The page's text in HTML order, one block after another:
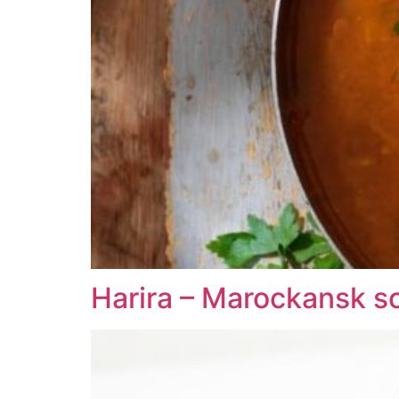
Harira – Marockansk